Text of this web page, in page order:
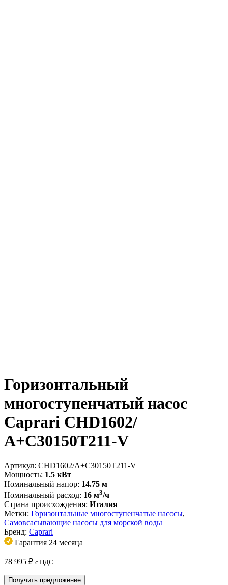
Горизонтальный
многоступенчатый насос
Caprari CHD1602/
А+C30150T211-V
Артикул: CHD1602/А+C30150T211-V
Мощность: 1.5 кВт
Номинальный напор: 14.75 м
Номинальный расход: 16 м3/ч
Страна происхождения: Италия
Метки: Горизонтальные многоступенчатые насосы,
Самовсасывающие насосы для морской воды
Бренд: Caprari
Гарантия 24 месяца
78 995 ₽ с НДС
Получить предложение